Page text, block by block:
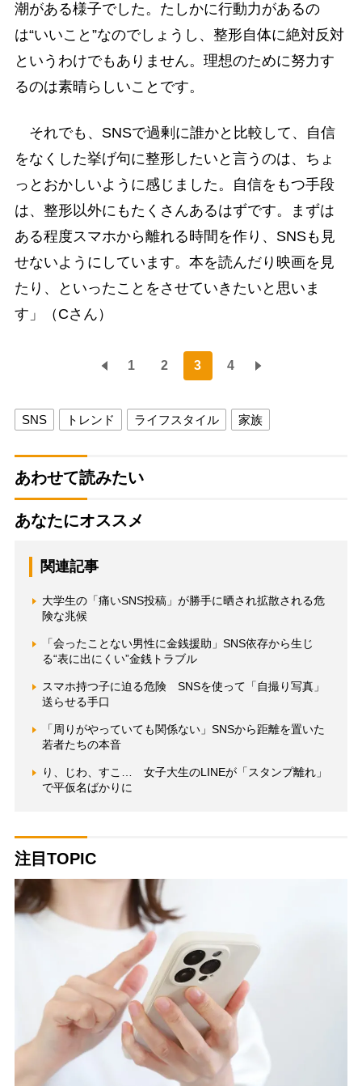
潮がある様子でした。たしかに行動力があるの
は“いいこと”なのでしょうし、整形自体に絶対反対
というわけでもありません。理想のために努力す
るのは素晴らしいことです。
それでも、SNSで過剰に誰かと比較して、自信
をなくした挙げ句に整形したいと言うのは、ちょ
っとおかしいように感じました。自信をもつ手段
は、整形以外にもたくさんあるはずです。まずは
ある程度スマホから離れる時間を作り、SNSも見
せないようにしています。本を読んだり映画を見
たり、といったことをさせていきたいと思いま
す」（Cさん）
1 2 3 4
SNS トレンド ライフスタイル 家族
あわせて読みたい
あなたにオススメ
関連記事
大学生の「痛いSNS投稿」が勝手に晒され拡散される危
険な兆候
「会ったことない男性に金銭援助」SNS依存から生じ
る“表に出にくい”金銭トラブル
スマホ持つ子に迫る危険 SNSを使って「自撮り写真」
送らせる手口
「周りがやっていても関係ない」SNSから距離を置いた
若者たちの本音
り、じわ、すこ… 女子大生のLINEが「スタンプ離れ」
で平仮名ばかりに
注目TOPIC